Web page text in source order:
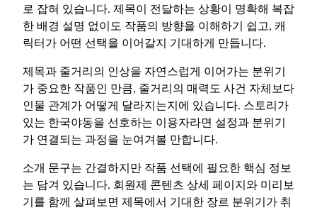
로 잡혀 있습니다. 제목이 전달하는 상황이 명확해 복잡
한 배경 설명 없이도 작품의 방향을 이해하기 쉽고, 캐
릭터가 어떤 선택을 이어갈지 기대하게 만듭니다.
제목과 줄거리의 인상을 자연스럽게 이어가는 분위기
가 중요한 작품인 만큼, 줄거리의 매력도 사건 자체보다
인물 관계가 어떻게 달라지는지에 있습니다. 스토리가
있는 한국야동을 선호하는 이용자라면 설정과 분위기
가 연결되는 과정을 눈여겨볼 만합니다.
소개 문구는 간결하지만 작품 선택에 필요한 핵심 정보
는 담겨 있습니다. 회원제 콘텐츠 상세 페이지와 미리보
기를 함께 살펴보면 제목에서 기대한 장르 분위기가 취